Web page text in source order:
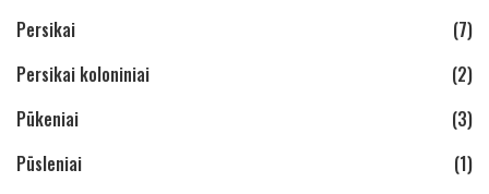
Persikai
(7)
Persikai koloniniai
(2)
Pūkeniai
(3)
Pūsleniai
(1)